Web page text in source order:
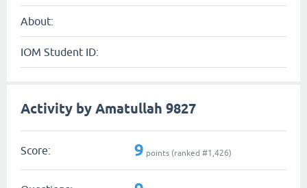
About:
IOM Student ID:
Activity by Amatullah 9827
Score: 9 points (ranked #1,426)